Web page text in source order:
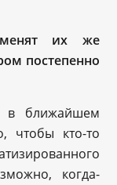
их же
постепенно
в ближайшем
чтобы кто-то
когда-